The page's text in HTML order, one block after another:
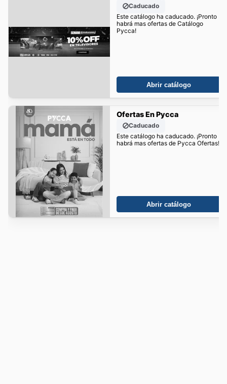
Caducado
Este catálogo ha caducado. ¡Pronto
habrá mas ofertas de Catálogo
Pycca!
Abrir catálogo
Ofertas En Pycca
Caducado
Este catálogo ha caducado. ¡Pronto
habrá mas ofertas de Pycca Ofertas!
Abrir catálogo